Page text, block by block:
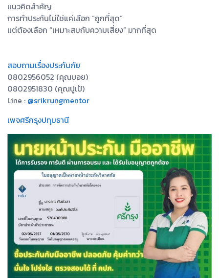
แนวคิดสำคัญ
การทำประกันไม่ใช่แค่เลือก “ถูกที่สุด”
แต่ต้องเลือก “เหมาะสมกับความเสี่ยง” มากที่สุด
สอบถามเรื่องประกันภัย
0802956052 (คุณบอย)
0802951830 (คุณปูเป้)
Line : @srikrungmentor
เพจศรีกรุงปทุมธานี